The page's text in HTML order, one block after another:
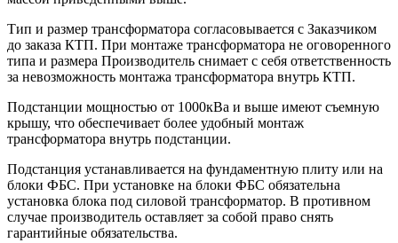
Тип и размер трансформатора согласовывается с Заказчиком
до заказа КТП. При монтаже трансформатора не оговоренного
типа и размера Производитель снимает с себя ответственность
за невозможность монтажа трансформатора внутрь КТП.
Подстанции мощностью от 1000кВа и выше имеют съемную
крышу, что обеспечивает более удобный монтаж
трансформатора внутрь подстанции.
Подстанция устанавливается на фундаментную плиту или на
блоки ФБС. При установке на блоки ФБС обязательна
установка блока под силовой трансформатор. В противном
случае производитель оставляет за собой право снять
гарантийные обязательства.